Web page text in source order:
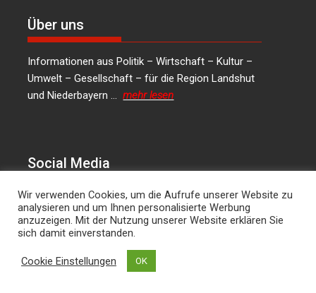
Über uns
Informationen aus Politik – Wirtschaft – Kultur –
Umwelt – Gesellschaft – für die Region Landshut
und Niederbayern …mehr lesen
Social Media
LinkedIn
Facebook
Instagram
X
Kontakt
Hans Joachim Lodermeier Herausgeber &
Wir verwenden Cookies, um die Aufrufe unserer Website zu
analysieren und um Ihnen personalisierte Werbung
anzuzeigen. Mit der Nutzung unserer Website erklären Sie
sich damit einverstanden.
Cookie Einstellungen OK